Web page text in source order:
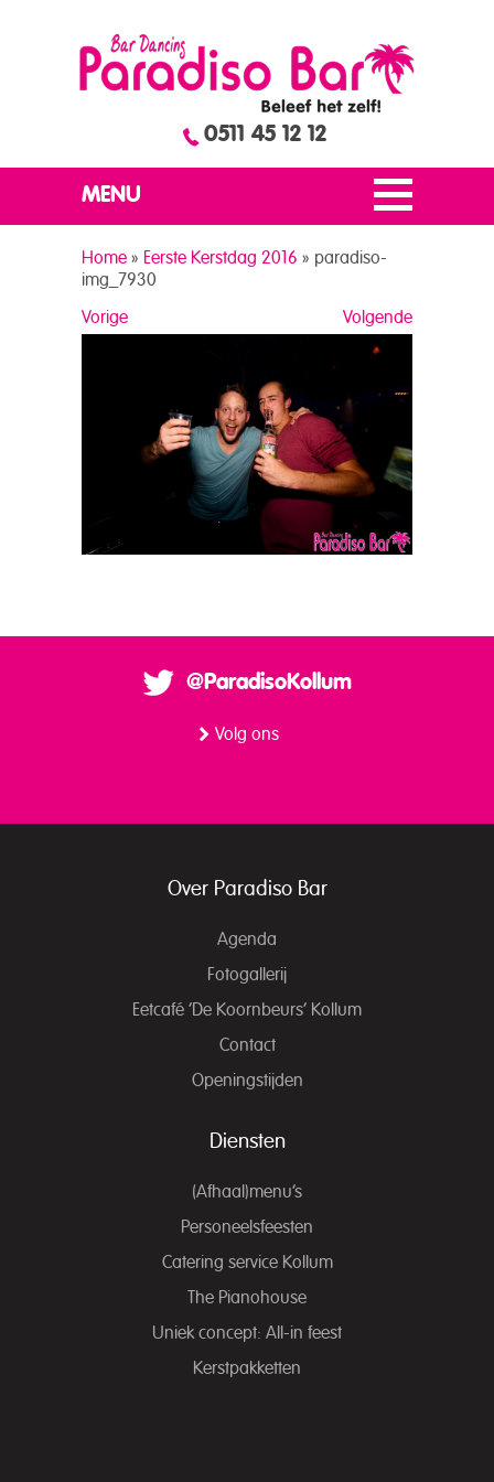
0511 45 12 12
MENU
Home » Eerste Kerstdag 2016 » paradiso-
img_7930
Volgende
Vorige
@ParadisoKollum
Volg ons
Over Paradiso Bar
Agenda
Fotogallerij
Eetcafé ‘De Koornbeurs’ Kollum
Contact
Openingstijden
Diensten
(Afhaal)menu’s
Personeelsfeesten
Catering service Kollum
The Pianohouse
Uniek concept: All-in feest
Kerstpakketten